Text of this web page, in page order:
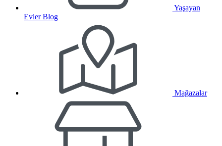
Yaşayan
Evler Blog
Mağazalar